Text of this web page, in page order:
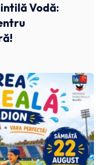
Vodă: